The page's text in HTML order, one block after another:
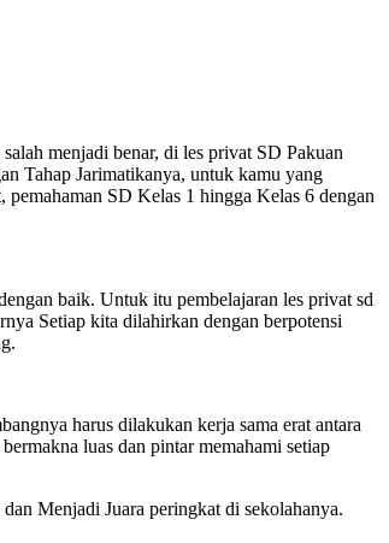
menjadi benar, di les privat SD Pakuan
Tahap Jarimatikanya, untuk kamu yang
SD Kelas 1 hingga Kelas 6 dengan
baik. Untuk itu pembelajaran les privat sd
Setiap kita dilahirkan dengan berpotensi
harus dilakukan kerja sama erat antara
luas dan pintar memahami setiap
Menjadi Juara peringkat di sekolahanya.